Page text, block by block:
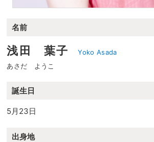
名前
浅田 葉子
Yoko Asada
あさだ ようこ
誕生日
5月23日
出身地